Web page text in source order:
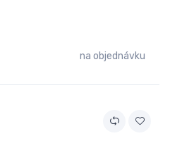
na objednávku